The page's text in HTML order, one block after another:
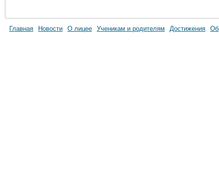
Главная Новости О лицее Ученикам и родителям Достижения